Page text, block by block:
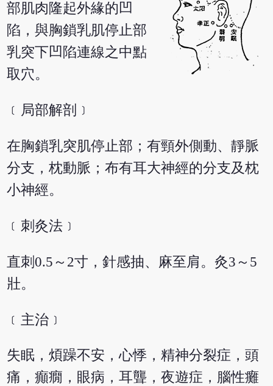
部肌肉隆起外緣的凹
陷，與胸鎖乳肌停止部
乳突下凹陷連線之中點
取穴。
﹝局部解剖﹞
在胸鎖乳突肌停止部；有頸外側動、靜脈
分支，枕動脈；布有耳大神經的分支及枕
小神經。
﹝刺灸法﹞
直刺0.5～2寸，針感抽、麻至肩。灸3～5
壯。
﹝主治﹞
失眠，煩躁不安，心悸，精神分裂症，頭
痛，癲癇，眼病，耳聾，夜遊症，腦性癱